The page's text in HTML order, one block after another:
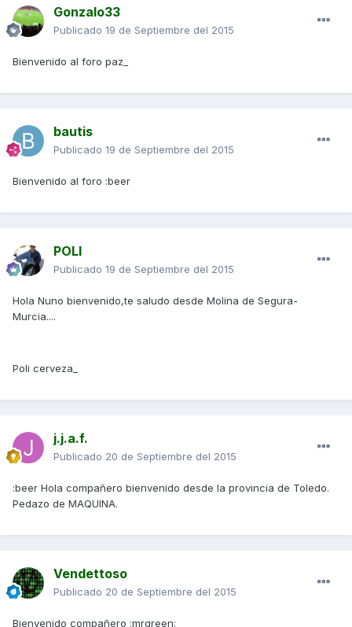
Gonzalo33
Publicado 19 de Septiembre del 2015
Bienvenido al foro paz_
bautis
Publicado 19 de Septiembre del 2015
Bienvenido al foro :beer
POLI
Publicado 19 de Septiembre del 2015
Hola Nuno bienvenido,te saludo desde Molina de Segura-
Murcia....
Poli cerveza_
j.j.a.f.
Publicado 20 de Septiembre del 2015
:beer Hola compañero bienvenido desde la provincia de Toledo.
Pedazo de MAQUINA.
Vendettoso
Publicado 20 de Septiembre del 2015
Bienvenido compañero :mrgreen: